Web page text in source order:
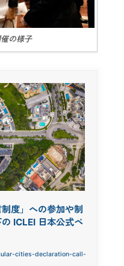
の様子
度」への参加や制
ICLEI 日本公式ペ
cities-declaration-call-